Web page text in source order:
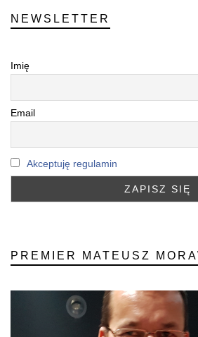
NEWSLETTER
Imię
Email
Akceptuję regulamin
PREMIER MATEUSZ